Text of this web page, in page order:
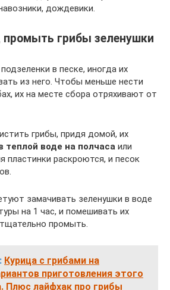
дождевики.
промыть грибы зеленушки
в песке, иногда их
из него. Чтобы меньше нести
их на месте сбора отряхивают от
грибы, придя домой, их
теплой воде на полчаса или
пластинки раскроются, и песок
замачивать зеленушки в воде
на 1 час, и помешивать их
промыть.
Курица с грибами на
приготовления этого
Плюс лайфхак про грибы